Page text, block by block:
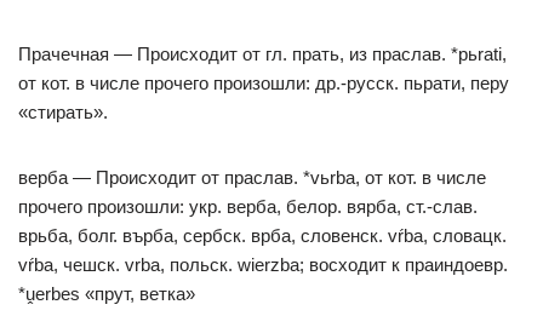
Прачечная — Происходит от гл. прать, из праслав. *pьrati,
от кот. в числе прочего произошли: др.-русск. пьрати, перу
«стирать».
верба — Происходит от праслав. *vьrba, от кот. в числе
прочего произошли: укр. верба, белор. вярба, ст.-слав.
врьба, болг. върба, сербск. врба, словенск. vŕba, словацк.
vŕba, чешск. vrba, польск. wierzba; восходит к праиндоевр.
*ṷerbes «прут, ветка»